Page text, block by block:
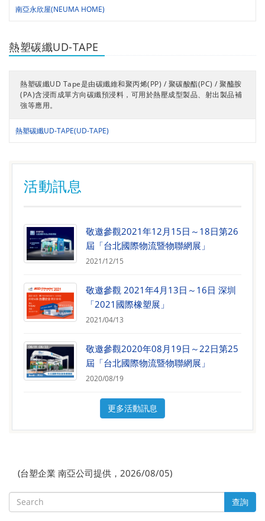
南亞永欣屋(NEUMA HOME)
熱塑碳纖UD-TAPE
熱塑碳纖UD Tape是由碳纖維和聚丙烯(PP) / 聚碳酸酯(PC) / 聚醯胺
(PA)含浸而成單方向碳纖預浸料，可用於熱壓成型製品、射出製品補
強等應用。
熱塑碳纖UD-TAPE(UD-TAPE)
活動訊息
敬邀參觀2021年12月15日～18日第26
屆「台北國際物流暨物聯網展」
2021/12/15
敬邀參觀 2021年4月13日～16日 深圳
「2021國際橡塑展」
2021/04/13
敬邀參觀2020年08月19日～22日第25
屆「台北國際物流暨物聯網展」
2020/08/19
更多活動訊息
(台塑企業 南亞公司提供，2026/08/05)
查詢